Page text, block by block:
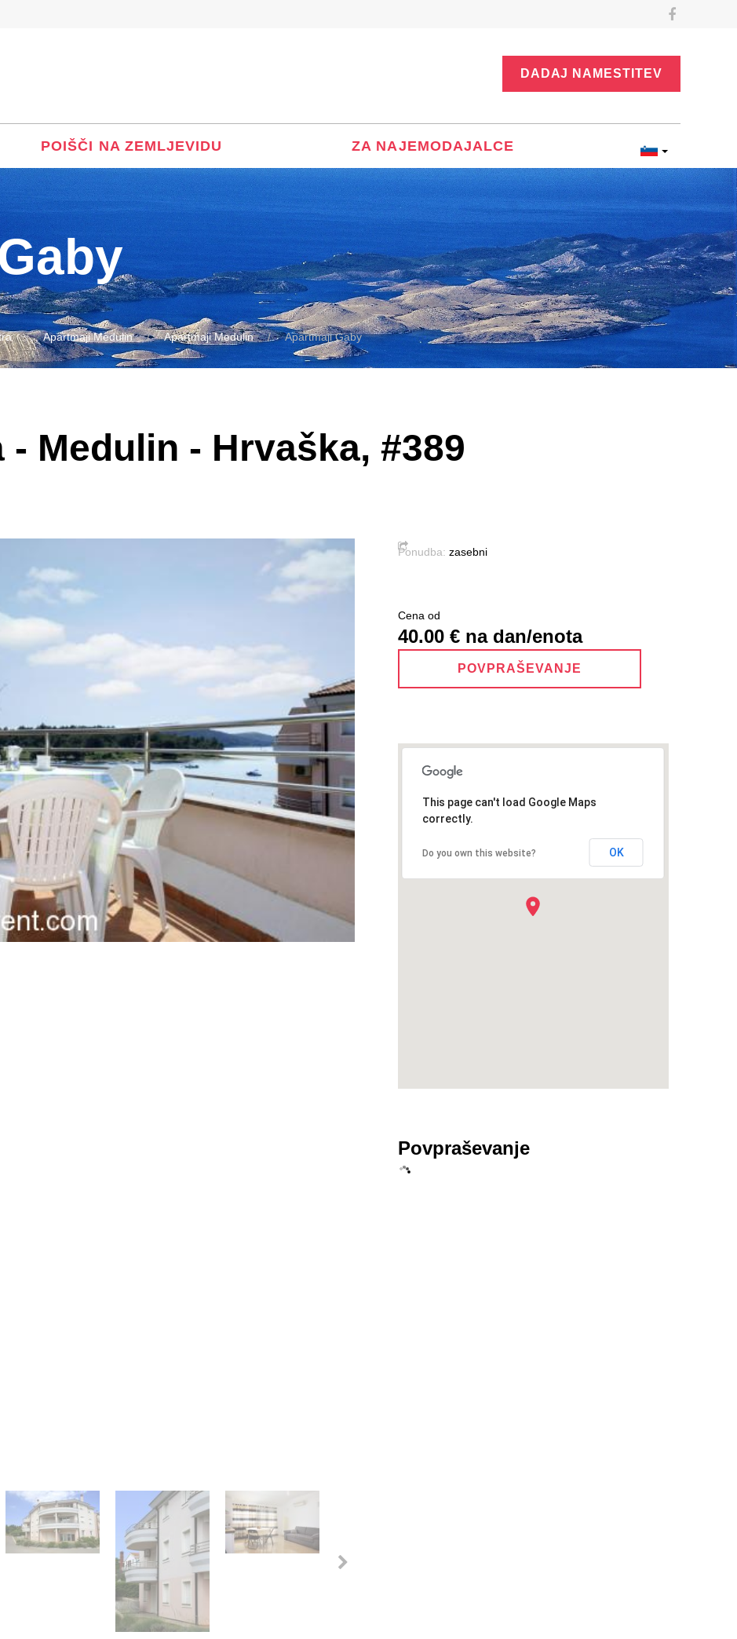
DADAJ NAMESTITEV
POIŠČI NA ZEMLJEVIDU ZA NAJEMODAJALCE
Apartmaji Medulin Apartmaji Medulin Apartmaji Gaby
Medulin - Hrvaška, #389
Ponudba: zasebni
This page can't load Google Maps
correctly.
Do you own this website? OK
Cena od
40.00 € na dan/enota
POVPRAŠEVANJE
Povpraševanje